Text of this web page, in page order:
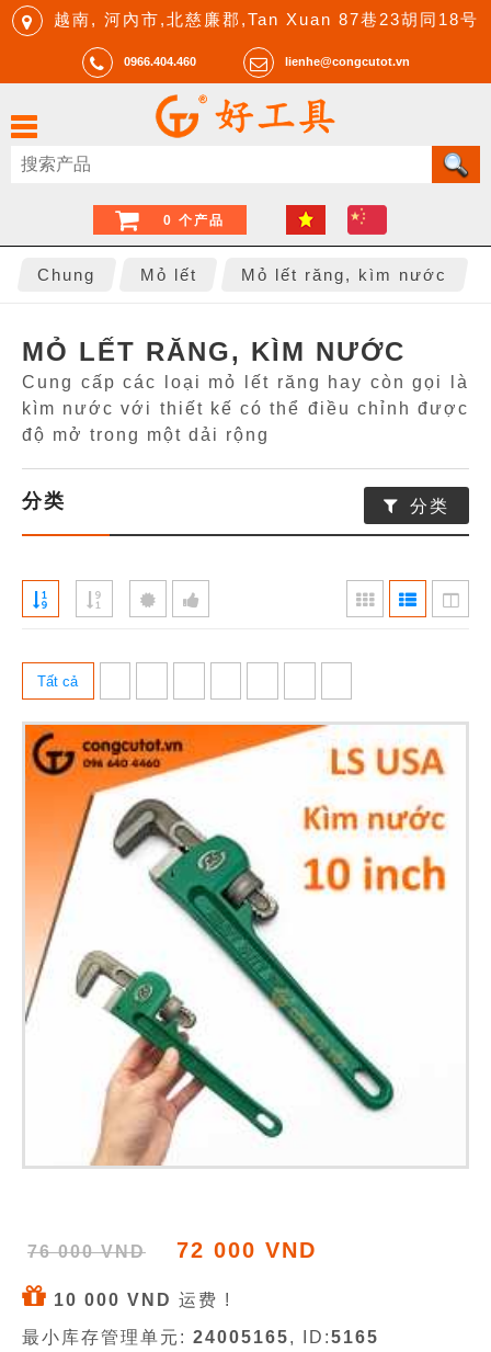
越南, 河內市,北慈廉郡,Tan Xuan 87巷23胡同18号
0966.404.460 lienhe@congcutot.vn
0 个产品
Chung Mỏ lết Mỏ lết răng, kìm nước
MỎ LẾT RĂNG, KÌM NƯỚC
Cung cấp các loại mỏ lết răng hay còn gọi là
kìm nước với thiết kế có thể điều chỉnh được
độ mở trong một dải rộng
分类 分类
Tất cả
76 000 VND 72 000 VND
10 000 VND 运费 !
最小库存管理单元: 24005165, ID:5165